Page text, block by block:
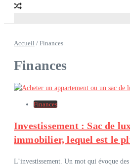
Accueil / Finances
Finances
Finances
Investissement : Sac de
immobilier, lequel est le
L’investissement. Un mot qui évoque